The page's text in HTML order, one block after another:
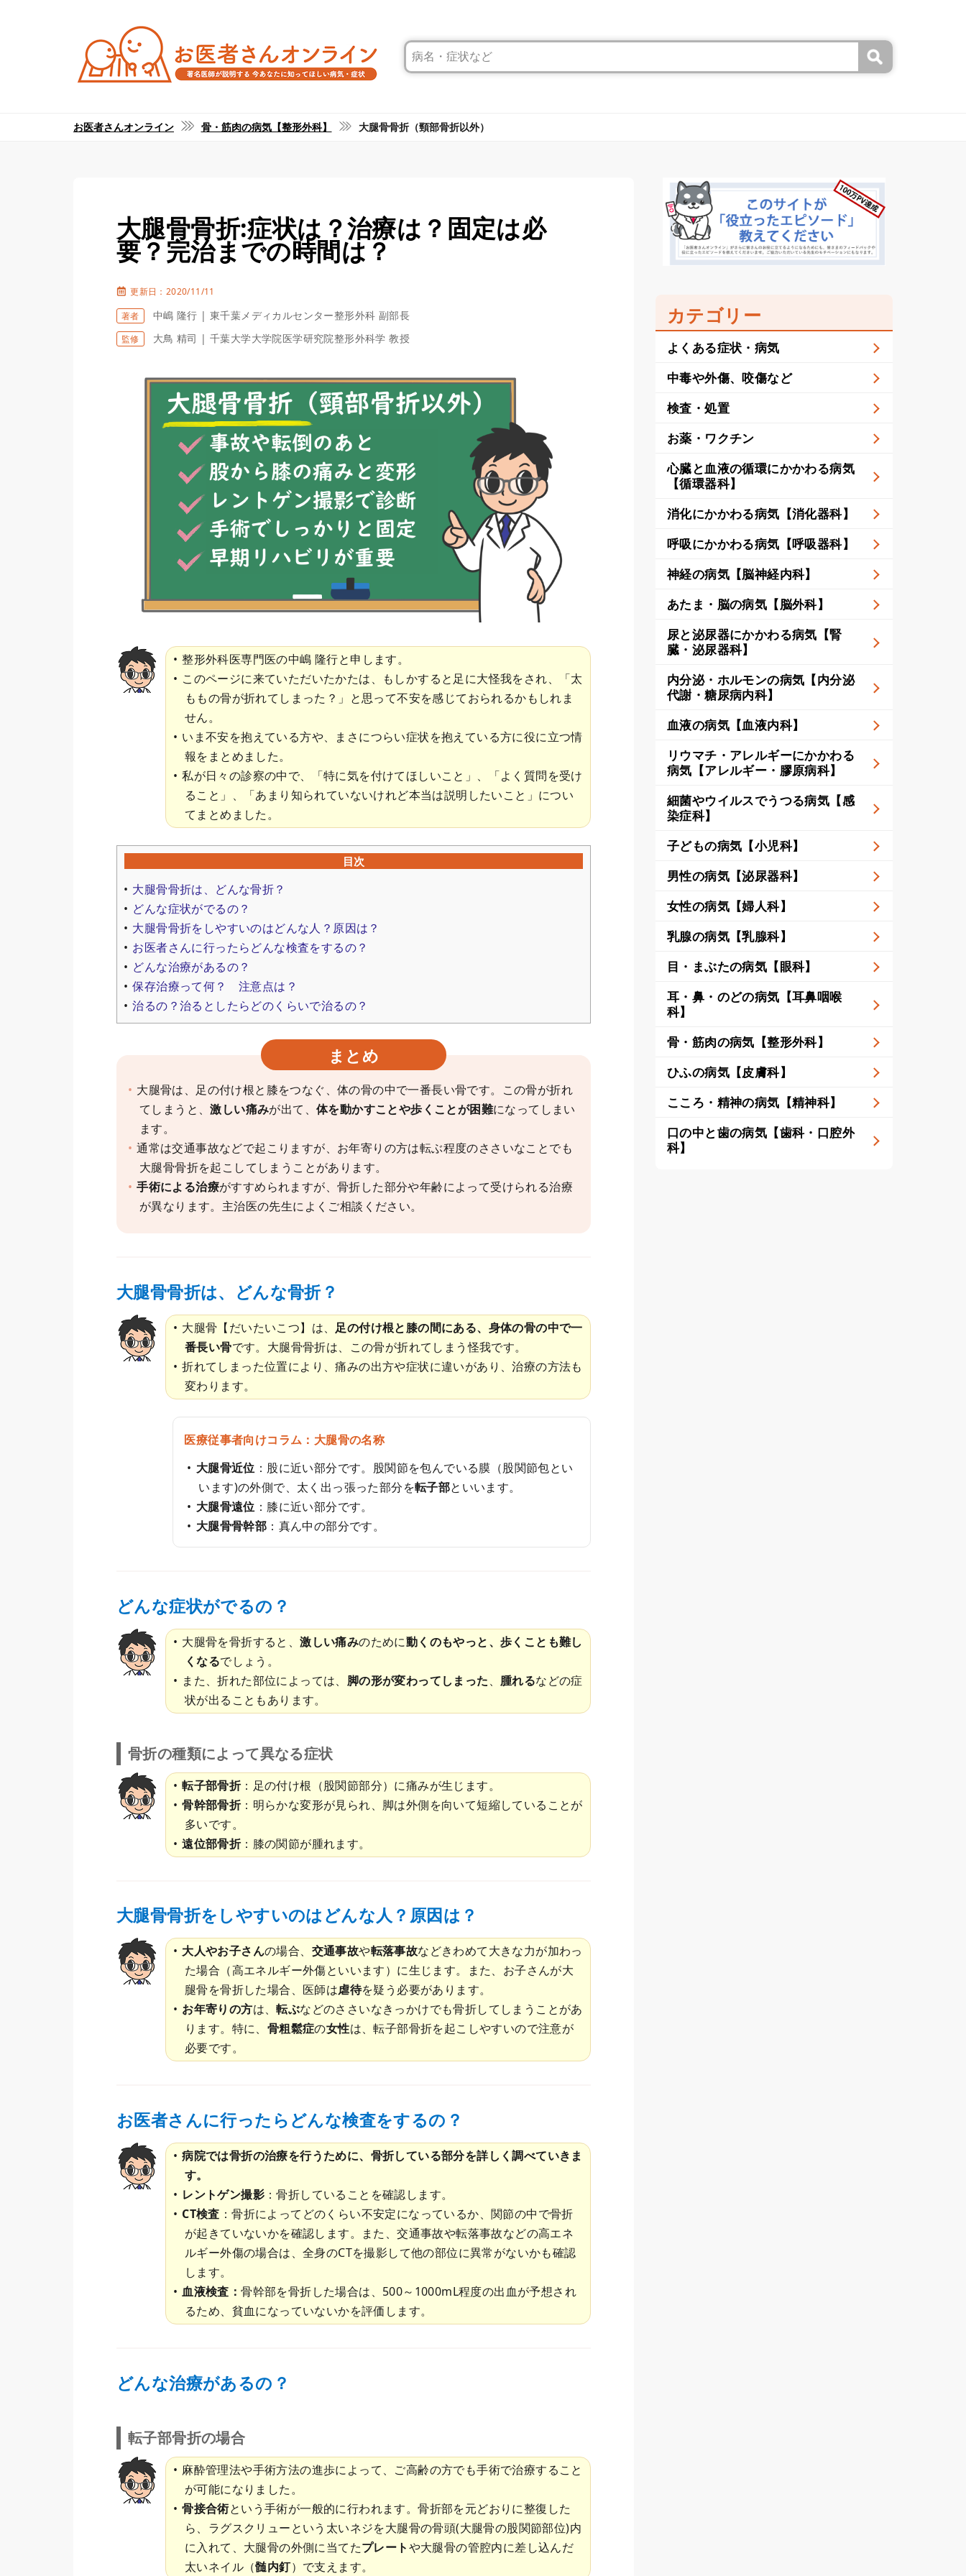
お医者さんオンライン 骨・筋肉の病気【整形外科】 大腿骨骨折（頸部骨折以外）
大腿骨骨折:症状は？治療は？固定は必
要？完治までの時間は？
更新日：2020/11/11
著者
中嶋 隆行 | 東千葉メディカルセンター整形外科 副部長
監修 大鳥 精司 | 千葉大学大学院医学研究院整形外科学 教授
整形外科医専門医の中嶋 隆行と申します。
このページに来ていただいたかたは、もしかすると足に大怪我をされ、「太
ももの骨が折れてしまった？」と思って不安を感じておられるかもしれま
せん。
いま不安を抱えている方や、まさにつらい症状を抱えている方に役に立つ情
報をまとめました。
私が日々の診察の中で、「特に気を付けてほしいこと」、「よく質問を受け
ること」、「あまり知られていないけれど本当は説明したいこと」につい
てまとめました。
目次
大腿骨骨折は、どんな骨折？
どんな症状がでるの？
大腿骨骨折をしやすいのはどんな人？原因は？
お医者さんに行ったらどんな検査をするの？
どんな治療があるの？
保存治療って何？ 注意点は？
治るの？治るとしたらどのくらいで治るの？
まとめ
大腿骨は、足の付け根と膝をつなぐ、体の骨の中で一番長い骨です。この骨が折れ
てしまうと、激しい痛みが出て、体を動かすことや歩くことが困難になってしまい
ます。
通常は交通事故などで起こりますが、お年寄りの方は転ぶ程度のささいなことでも
大腿骨骨折を起こしてしまうことがあります。
手術による治療がすすめられますが、骨折した部分や年齢によって受けられる治療
が異なります。主治医の先生によくご相談ください。
大腿骨骨折は、どんな骨折？
大腿骨【だいたいこつ】は、 足の付け根と膝の間にある、身体の骨の中で一
番長い骨です。大腿骨骨折は、この骨が折れてしまう怪我です。
折れてしまった位置により、痛みの出方や症状に違いがあり、治療の方法も
変わります。
医療従事者向けコラム：大腿骨の名称
大腿骨近位 ：股に近い部分です。股関節を包んでいる膜（股関節包とい
います)の外側で、太く出っ張った部分を転子部といいます。
大腿骨遠位 ：膝に近い部分です。
大腿骨骨幹部 ：真ん中の部分です。
どんな症状がでるの？
大腿骨を骨折すると、激しい痛みのために動くのもやっと、歩くことも難し
くなるでしょう。
また、折れた部位によっては、 脚の形が変わってしまった、 腫れるなどの症
状が出ることもあります。
骨折の種類によって異なる症状
転子部骨折：足の付け根（股関節部分）に痛みが生じます。
骨幹部骨折：明らかな変形が見られ、脚は外側を向いて短縮していることが
多いです。
遠位部骨折：膝の関節が腫れます。
大腿骨骨折をしやすいのはどんな人？原因は？
大人やお子さんの場合、 交通事故や転落事故などきわめて大きな力が加わっ
た場合（高エネルギー外傷といいます）に生じます。また、お子さんが大
腿骨を骨折した場合、医師は虐待を疑う必要があります。
お年寄りの方は、転ぶなどのささいなきっかけでも骨折してしまうことがあ
ります。特に、 骨粗鬆症の女性は、転子部骨折を起こしやすいので注意が
必要です。
お医者さんに行ったらどんな検査をするの？
病院では骨折の治療を行うために、骨折している部分を詳しく調べていきま
す。
レントゲン撮影 ：骨折していることを確認します。
CT検査 ：骨折によってどのくらい不安定になっているか、関節の中で骨折
が起きていないかを確認します。また、交通事故や転落事故などの高エネ
ルギー外傷の場合は、全身のCTを撮影して他の部位に異常がないかも確認
します。
血液検査：骨幹部を骨折した場合は、500～1000mL程度の出血が予想され
るため、貧血になっていないかを評価します。
どんな治療があるの？
転子部骨折の場合
麻酔管理法や手術方法の進歩によって、ご高齢の方でも手術で治療すること
が可能になりました。
骨接合術という手術が一般的に行われます。骨折部を元どおりに整復した
ら、ラグスクリューという太いネジを大腿骨の骨頭(大腿骨の股関節部位)内
に入れて、大腿骨の外側に当てたプレートや大腿骨の管腔内に差し込んだ
太いネイル（髄内釘）で支えます。
カテゴリー
よくある症状・病気
中毒や外傷、咬傷など
検査・処置
お薬・ワクチン
心臓と血液の循環にかかわる病気
【循環器科】
消化にかかわる病気【消化器科】
呼吸にかかわる病気【呼吸器科】
神経の病気【脳神経内科】
あたま・脳の病気【脳外科】
尿と泌尿器にかかわる病気【腎
臓・泌尿器科】
内分泌・ホルモンの病気【内分泌
代謝・糖尿病内科】
血液の病気【血液内科】
リウマチ・アレルギーにかかわる
病気【アレルギー・膠原病科】
細菌やウイルスでうつる病気【感
染症科】
子どもの病気【小児科】
男性の病気【泌尿器科】
女性の病気【婦人科】
乳腺の病気【乳腺科】
目・まぶたの病気【眼科】
耳・鼻・のどの病気【耳鼻咽喉
科】
骨・筋肉の病気【整形外科】
ひふの病気【皮膚科】
こころ・精神の病気【精神科】
口の中と歯の病気【歯科・口腔外
科】